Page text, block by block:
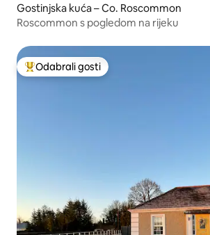
Gostinjska kuća – Co. Roscommon
Roscommon s pogledom na rijeku
Među najviše rangiranima s oznakom
Odabrali gosti